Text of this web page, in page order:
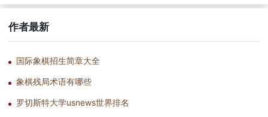
作者最新
国际象棋招生简章大全
象棋残局术语有哪些
罗切斯特大学usnews世界排名